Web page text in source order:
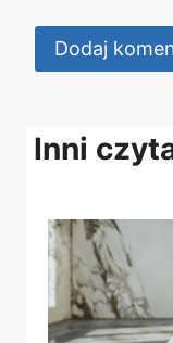
Inni